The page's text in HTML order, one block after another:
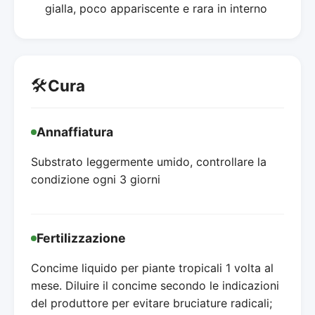
gialla, poco appariscente e rara in interno
🛠️Cura
Annaffiatura
Substrato leggermente umido, controllare la
condizione ogni 3 giorni
Fertilizzazione
Concime liquido per piante tropicali 1 volta al
mese. Diluire il concime secondo le indicazioni
del produttore per evitare bruciature radicali;